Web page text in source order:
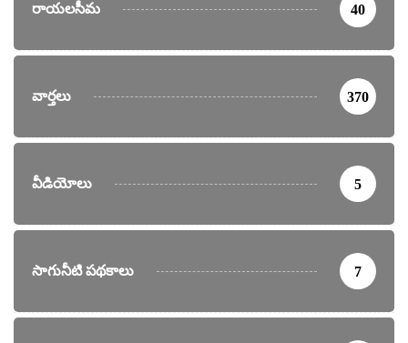
రాయలసీమ 40
వార్తలు 370
వీడియోలు 5
సాగునీటి పథకాలు 7